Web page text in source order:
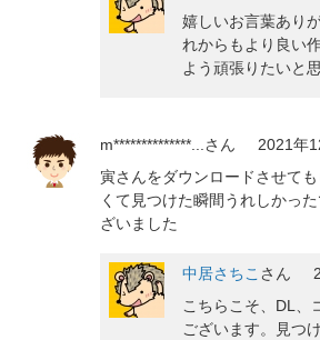
嬉しいお言葉あり
れからもより良い
よう頑張りたいと
m**************... さん
2021年
寅さんをダウンロードさせて
くて見つけた瞬間うれしかっ
ざいました
中居さちこ さん
こちらこそ、DL、
ございます。見つ